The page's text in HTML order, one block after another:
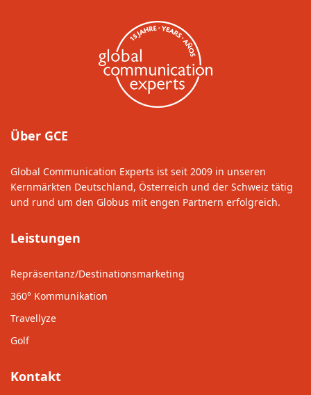
Über GCE
Global Communication Experts ist seit 2009 in unseren
Kernmärkten Deutschland, Österreich und der Schweiz tätig
und rund um den Globus mit engen Partnern erfolgreich.
Leistungen
Repräsentanz/Destinationsmarketing
360° Kommunikation
Travellyze
Golf
Kontakt